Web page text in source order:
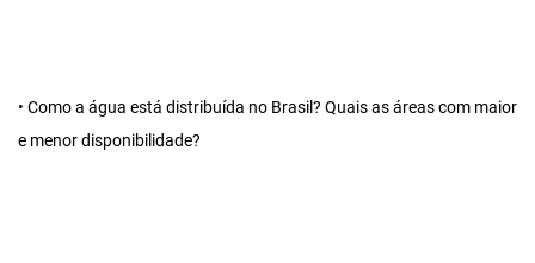
• Como a água está distribuída no Brasil? Quais as áreas com maior
e menor disponibilidade?